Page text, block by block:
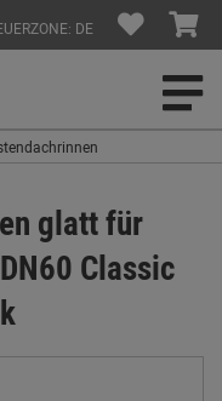
DE
glatt für
Classic